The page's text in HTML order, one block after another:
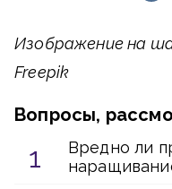
Изображение на
Freepik
Вопросы,
Вредно ли